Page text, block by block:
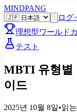
MINDPANG
ログ
理想型ワールド
テスト
MBTI 유형별
이드
2025년 10월 8일•읽